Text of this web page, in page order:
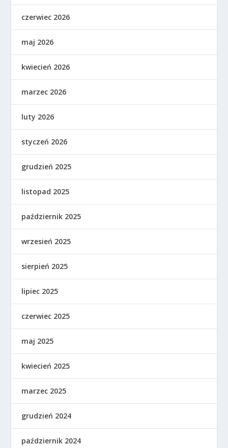
czerwiec 2026
maj 2026
kwiecień 2026
marzec 2026
luty 2026
styczeń 2026
grudzień 2025
listopad 2025
październik 2025
wrzesień 2025
sierpień 2025
lipiec 2025
czerwiec 2025
maj 2025
kwiecień 2025
marzec 2025
grudzień 2024
październik 2024